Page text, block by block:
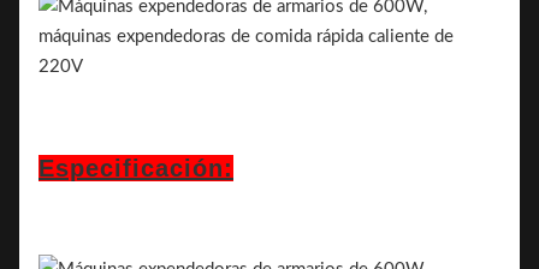
Especificación: